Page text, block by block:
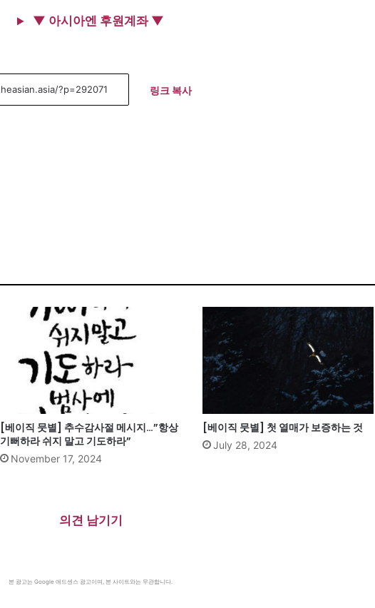
▼ 아시아엔 후원계좌 ▼
링크 복사
[베이직 뭇별] 추수감사절 메시지…”항상
기뻐하라 쉬지 말고 기도하라”
November 17, 2024
[베이직 뭇별] 첫 열매가 보증하는 것
July 28, 2024
의견 남기기
본 광고는 Google 애드센스 광고이며, 본 사이트와는 무관합니다.